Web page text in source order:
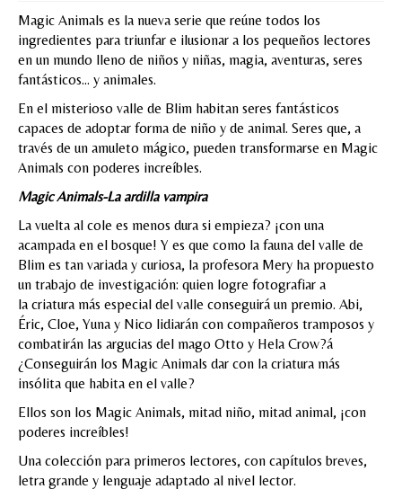
MI CUENTA
Valoraciones y opiniones de TejiendoLEE un
cuento
Magic Animals es la nueva serie que reúne todos los
ingredientes para triunfar e ilusionar a los pequeños lectores
en un mundo lleno de niños y niñas, magia, aventuras, seres
fantásticos… y animales.
En el misterioso valle de Blim habitan seres fantásticos
capaces de adoptar forma de niño y de animal. Seres que, a
través de un amuleto mágico, pueden transformarse en Magic
Animals con poderes increíbles.
Magic Animals-La ardilla vampira
La vuelta al cole es menos dura si empieza? ¡con una
acampada en el bosque! Y es que como la fauna del valle de
Blim es tan variada y curiosa, la profesora Mery ha propuesto
un trabajo de investigación: quien logre fotografiar a
la criatura más especial del valle conseguirá un premio. Abi,
Éric, Cloe, Yuna y Nico lidiarán con compañeros tramposos y
combatirán las argucias del mago Otto y Hela Crow?á
¿Conseguirán los Magic Animals dar con la criatura más
insólita que habita en el valle?
Ellos son los Magic Animals, mitad niño, mitad animal, ¡con
poderes increíbles!
Una colección para primeros lectores, con capítulos breves,
letra grande y lenguaje adaptado al nivel lector.